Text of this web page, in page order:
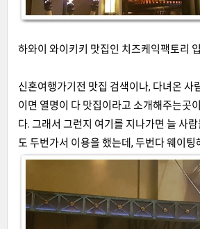
하와이 와이키키 맛집인 치즈케익팩토리
신혼여행가기전 맛집 검색이나, 다녀온 사
이면 열명이 다 맛집이라고 소개해주는곳
다. 그래서 그런지 여기를 지나가면 늘 사
도 두번가서 이용을 했는데, 두번다 웨이팅